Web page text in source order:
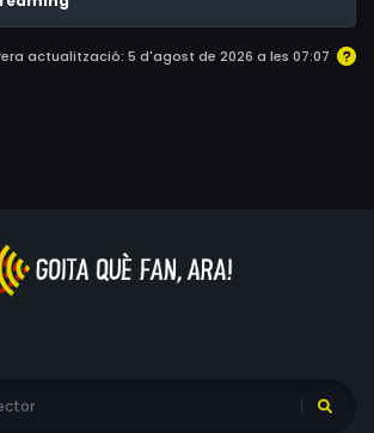
Sheila Whitfield, Eamon
McFarlane, Nick Holder, Amanda
actualització: 5 d'agost de 2026 a les 07:07